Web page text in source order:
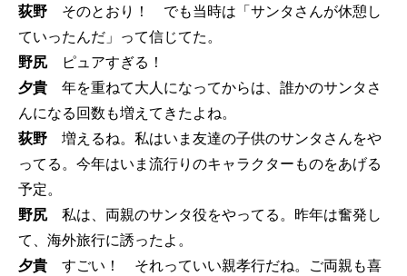
荻野 そのとおり！ でも当時は「サンタさんが休憩し
ていったんだ」って信じてた。
野尻 ピュアすぎる！
夕貴 年を重ねて大人になってからは、誰かのサンタさ
んになる回数も増えてきたよね。
荻野 増えるね。私はいま友達の子供のサンタさんをや
ってる。今年はいま流行りのキャラクターものをあげる
予定。
野尻 私は、両親のサンタ役をやってる。昨年は奮発し
て、海外旅行に誘ったよ。
夕貴 すごい！ それっていい親孝行だね。ご両親も喜